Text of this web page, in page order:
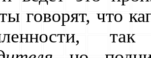
говорят, что